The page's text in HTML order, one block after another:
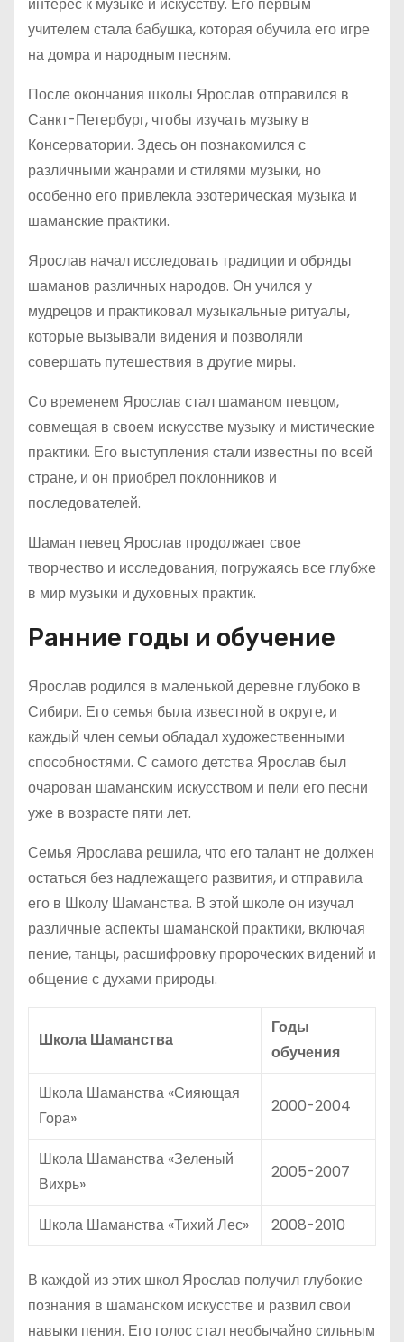
учителем стала бабушка, которая обучила его игре
на домра и народным песням.
После окончания школы Ярослав отправился в
Санкт-Петербург, чтобы изучать музыку в
Консерватории. Здесь он познакомился с
различными жанрами и стилями музыки, но
особенно его привлекла эзотерическая музыка и
шаманские практики.
Ярослав начал исследовать традиции и обряды
шаманов различных народов. Он учился у
мудрецов и практиковал музыкальные ритуалы,
которые вызывали видения и позволяли
совершать путешествия в другие миры.
Со временем Ярослав стал шаманом певцом,
совмещая в своем искусстве музыку и мистические
практики. Его выступления стали известны по всей
стране, и он приобрел поклонников и
последователей.
Шаман певец Ярослав продолжает свое
творчество и исследования, погружаясь все глубже
в мир музыки и духовных практик.
Ранние годы и обучение
Ярослав родился в маленькой деревне глубоко в
Сибири. Его семья была известной в округе, и
каждый член семьи обладал художественными
способностями. С самого детства Ярослав был
очарован шаманским искусством и пели его песни
уже в возрасте пяти лет.
Семья Ярослава решила, что его талант не должен
остаться без надлежащего развития, и отправила
его в Школу Шаманства. В этой школе он изучал
различные аспекты шаманской практики, включая
пение, танцы, расшифровку пророческих видений и
общение с духами природы.
Школа Шаманства
Годы
обучения
Школа Шаманства «Сияющая
Гора»
2000-2004
Школа Шаманства «Зеленый
Вихрь»
2005-2007
Школа Шаманства «Тихий Лес» 2008-2010
В каждой из этих школ Ярослав получил глубокие
познания в шаманском искусстве и развил свои
навыки пения. Его голос стал необычайно сильным